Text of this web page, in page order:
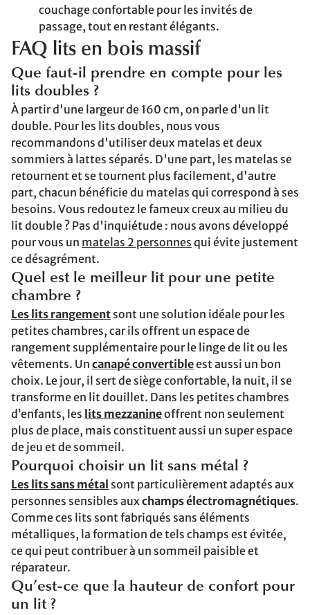
couchage confortable pour les invités de
passage, tout en restant élégants.
FAQ lits en bois massif
Que faut-il prendre en compte pour les
lits doubles ?
À partir d'une largeur de 160 cm, on parle d'un lit
double. Pour les lits doubles, nous vous
recommandons d'utiliser deux matelas et deux
sommiers à lattes séparés. D'une part, les matelas se
retournent et se tournent plus facilement, d'autre
part, chacun bénéficie du matelas qui correspond à ses
besoins. Vous redoutez le fameux creux au milieu du
lit double ? Pas d'inquiétude : nous avons développé
pour vous un matelas 2 personnes qui évite justement
ce désagrément.
Quel est le meilleur lit pour une petite
chambre ?
Les lits rangement sont une solution idéale pour les
petites chambres, car ils offrent un espace de
rangement supplémentaire pour le linge de lit ou les
vêtements. Un canapé convertibleest aussi un bon
choix. Le jour, il sert de siège confortable, la nuit, il se
transforme en lit douillet. Dans les petites chambres
d’enfants, les lits mezzanineoffrent non seulement
plus de place, mais constituent aussi un super espace
de jeu et de sommeil.
Pourquoi choisir un lit sans métal ?
Les lits sans métal sont particulièrement adaptés aux
personnes sensibles auxchamps électromagnétiques.
Comme ces lits sont fabriqués sans éléments
métalliques, la formation de tels champs est évitée,
ce qui peut contribuer à un sommeil paisible et
réparateur.
Qu’est-ce que la hauteur de confort pour
un lit ?